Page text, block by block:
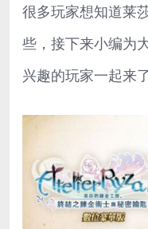
很多玩家想知道莱
些，接下来小编为
兴趣的玩家一起来